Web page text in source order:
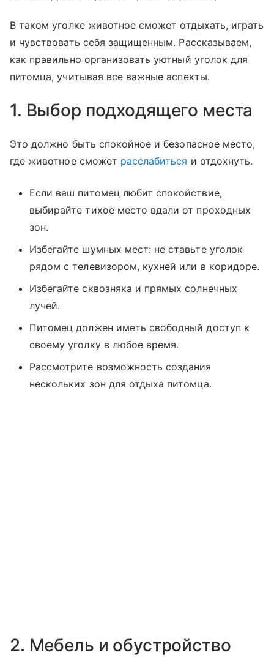
В таком уголке животное сможет отдыхать, играть
и чувствовать себя защищенным. Рассказываем,
как правильно организовать уютный уголок для
питомца, учитывая все важные аспекты.
1. Выбор подходящего места
Это должно быть спокойное и безопасное место,
где животное сможет расслабиться и отдохнуть.
Если ваш питомец любит спокойствие,
выбирайте тихое место вдали от проходных
зон.
Избегайте шумных мест: не ставьте уголок
рядом с телевизором, кухней или в коридоре.
Избегайте сквозняка и прямых солнечных
лучей.
Питомец должен иметь свободный доступ к
своему уголку в любое время.
Рассмотрите возможность создания
нескольких зон для отдыха питомца.
2. Мебель и обустройство